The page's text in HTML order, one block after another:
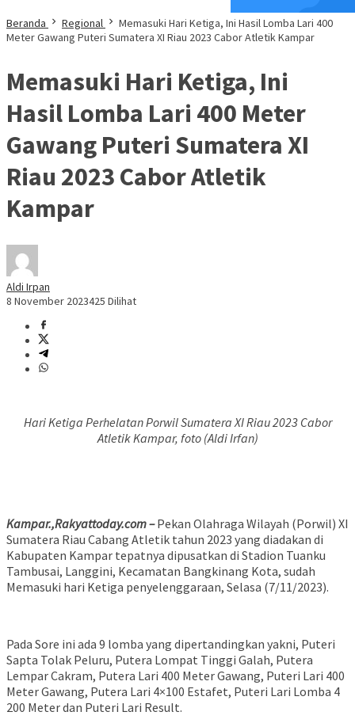
Beranda Regional
Memasuki Hari Ketiga, Ini Hasil Lomba Lari 400
Meter Gawang Puteri Sumatera XI Riau 2023 Cabor Atletik Kampar
Memasuki Hari Ketiga, Ini
Hasil Lomba Lari 400 Meter
Gawang Puteri Sumatera XI
Riau 2023 Cabor Atletik
Kampar
Aldi Irpan
8 November 2023425 Dilihat
Hari Ketiga Perhelatan Porwil Sumatera XI Riau 2023 Cabor
Atletik Kampar, foto (Aldi Irfan)
Kampar.,Rakyattoday.com – Pekan Olahraga Wilayah (Porwil) XI
Sumatera Riau Cabang Atletik tahun 2023 yang diadakan di
Kabupaten Kampar tepatnya dipusatkan di Stadion Tuanku
Tambusai, Langgini, Kecamatan Bangkinang Kota, sudah
Memasuki hari Ketiga penyelenggaraan, Selasa (7/11/2023).
Pada Sore ini ada 9 lomba yang dipertandingkan yakni, Puteri
Sapta Tolak Peluru, Putera Lompat Tinggi Galah, Putera
Lempar Cakram, Putera Lari 400 Meter Gawang, Puteri Lari 400
Meter Gawang, Putera Lari 4×100 Estafet, Puteri Lari Lomba 4
200 Meter dan Puteri Lari Result.